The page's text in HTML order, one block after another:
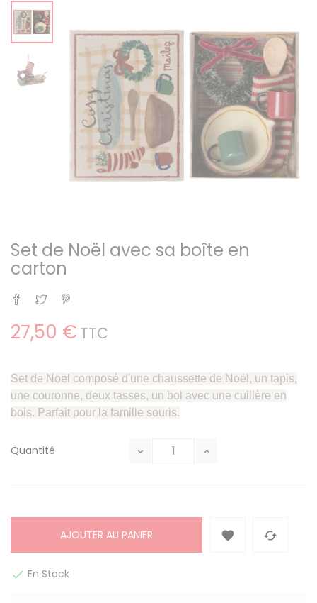
Set de Noël avec sa boîte en
carton
Partager
Tweet
27,50 € TTC
Set de Noël composé d'une chaussette de Noël, un tapis,
une couronne, deux tasses, un bol avec une cuillère en
bois. Parfait pour la famille souris.
Quantité
AJOUTER AU PANIER  
 En Stock